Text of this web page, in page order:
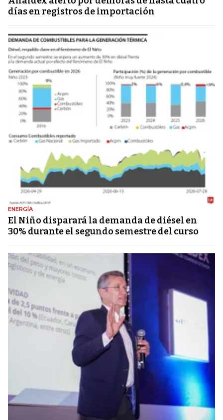
días en registros de importación
ENERGÍA
El Niño disparará la demanda de diésel en
30% durante el segundo semestre del curso